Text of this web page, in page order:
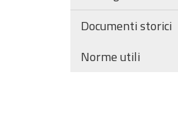
Documenti storici
Norme utili